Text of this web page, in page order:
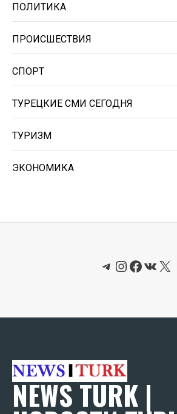
ПОЛИТИКА
ПРОИСШЕСТВИЯ
СПОРТ
ТУРЕЦКИЕ СМИ СЕГОДНЯ
ТУРИЗМ
ЭКОНОМИКА
Telegram
Instagram
X
NEWS TURK |